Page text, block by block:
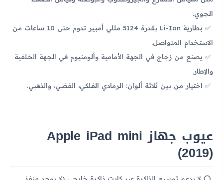
الجوي.
بطارية Li-Ion بقدرة 5124 مللي أمبير تدوم حتى 10 ساعات من
الاستخدام المتواصل.
يصنع من زجاج في الجهة الأمامية وألومنيوم في الجهة الخلفية
والإطار.
اختيار من بين ثلاثة ألوان: الرمادي الفلكي، الفضي، والذهبي.
عيوب جهاز Apple iPad mini
(2019)
لا يدعم توسيع الذاكرة عبر كارت ذاكرة خارجي (لا يوجد منفذ